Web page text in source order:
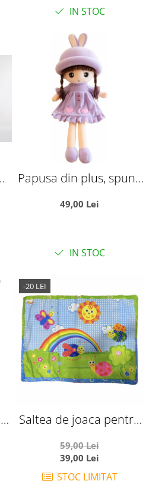
IN STOC
Papusa din plus, spune
mov
49,00 Lei
IN STOC
-20 LEI
Saltea de joaca pentru
insecte vesele, 92 x 60
cm
59,00 Lei
39,00 Lei
STOC LIMITAT